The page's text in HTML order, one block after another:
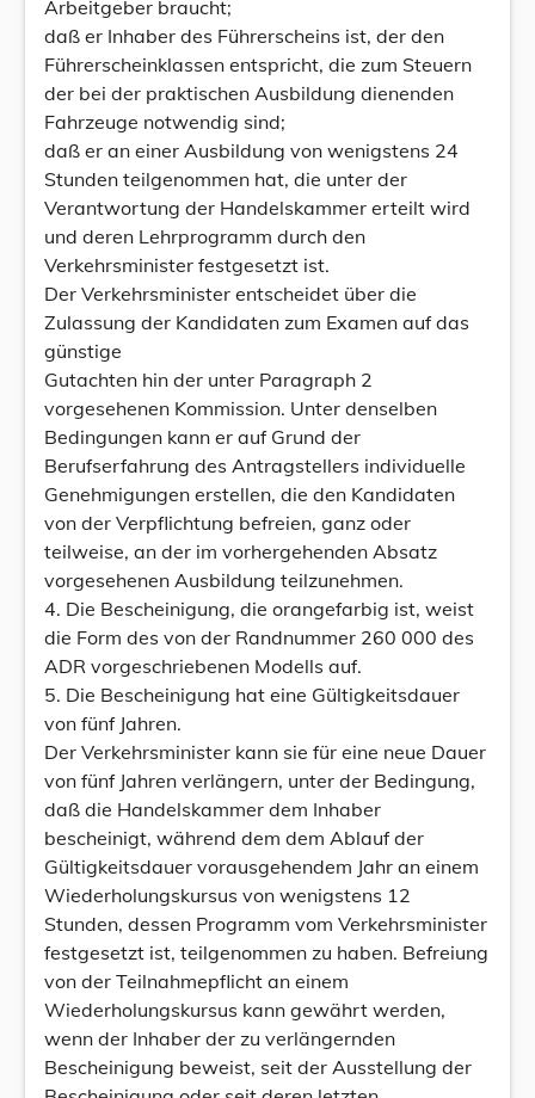
Arbeitgeber braucht;
daß er Inhaber des Führerscheins ist, der den
Führerscheinklassen entspricht, die zum Steuern
der bei der praktischen Ausbildung dienenden
Fahrzeuge notwendig sind;
daß er an einer Ausbildung von wenigstens 24
Stunden teilgenommen hat, die unter der
Verantwortung der Handelskammer erteilt wird
und deren Lehrprogramm durch den
Verkehrsminister festgesetzt ist.
Der Verkehrsminister entscheidet über die
Zulassung der Kandidaten zum Examen auf das
günstige
Gutachten hin der unter Paragraph 2
vorgesehenen Kommission. Unter denselben
Bedingungen kann er auf Grund der
Berufserfahrung des Antragstellers individuelle
Genehmigungen erstellen, die den Kandidaten
von der Verpflichtung befreien, ganz oder
teilweise, an der im vorhergehenden Absatz
vorgesehenen Ausbildung teilzunehmen.
4. Die Bescheinigung, die orangefarbig ist, weist
die Form des von der Randnummer 260 000 des
ADR vorgeschriebenen Modells auf.
5. Die Bescheinigung hat eine Gültigkeitsdauer
von fünf Jahren.
Der Verkehrsminister kann sie für eine neue Dauer
von fünf Jahren verlängern, unter der Bedingung,
daß die Handelskammer dem Inhaber
bescheinigt, während dem dem Ablauf der
Gültigkeitsdauer vorausgehendem Jahr an einem
Wiederholungskursus von wenigstens 12
Stunden, dessen Programm vom Verkehrsminister
festgesetzt ist, teilgenommen zu haben. Befreiung
von der Teilnahmepflicht an einem
Wiederholungskursus kann gewährt werden,
wenn der Inhaber der zu verlängernden
Bescheinigung beweist, seit der Ausstellung der